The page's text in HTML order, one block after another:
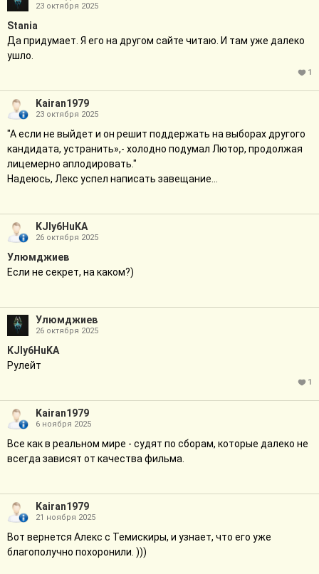
23 октября 2025
Stania
Да придумает. Я его на другом сайте читаю. И там уже далеко
ушло.
1
Kairan1979
23 октября 2025
"А если не выйдет и он решит поддержать на выборах другого
кандидата, устранить»,- холодно подумал Лютор, продолжая
лицемерно аплодировать."
Надеюсь, Лекс успел написать завещание...
KJIy6HuKA
26 октября 2025
Улюмджиев
Если не секрет, на каком?)
Улюмджиев
26 октября 2025
KJIy6HuKA
Рулейт
1
Kairan1979
6 ноября 2025
Все как в реальном мире - судят по сборам, которые далеко не
всегда зависят от качества фильма.
Kairan1979
21 ноября 2025
Вот вернется Алекс с Темискиры, и узнает, что его уже
благополучно похоронили. )))